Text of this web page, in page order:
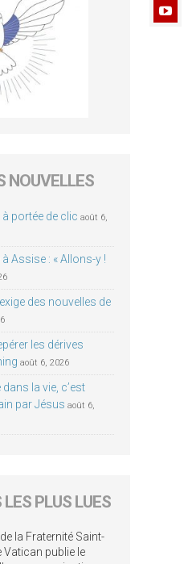
NOUVELLES
portée de clic août 6,
Assise : « Allons-y !
des nouvelles de
les dérives
août 6, 2026
la vie, c’est
par Jésus août 6,
PLUS LUES
la Fraternité Saint-
Vatican publie le